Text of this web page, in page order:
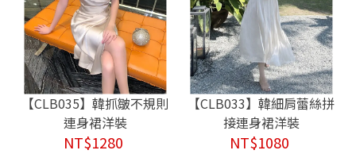
【CLB035】韓抓皺不規則
連身裙洋裝
NT$1280
【CLB033】韓細肩蕾絲拼
接連身裙洋裝
NT$1080